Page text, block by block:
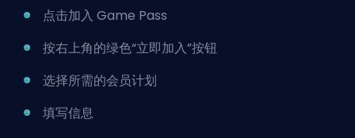
点击加入 Game Pass
按右上角的绿色“立即加入”按钮
选择所需的会员计划
填写信息